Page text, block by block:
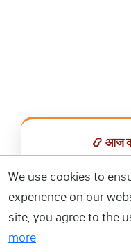
📿 आज
📅 हिंदी
We use cookies to
experience on our
site, you agree to the
more